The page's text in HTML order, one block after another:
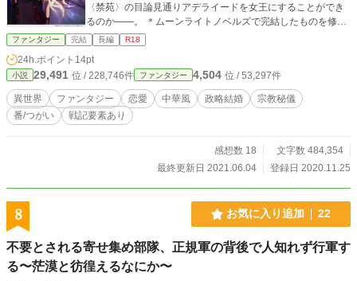
〈禁苑〉の目論見通りアデライードを女王にすることができ
るのか――。 ＊ムーンライトノベルズで完結したものを修正
して掲載します。
ファンタジー 完結 長編 R18
24h.ポイント 14pt
小説 29,491 位 / 228,746件 ファンタジー 4,504 位 / 53,297件
異世界 ファンタジー 恋愛 中華風 政略結婚
宗教秘儀
番/つがい
戦記要素あり
感想数 18
文字数 484,354
最終更新日 2021.06.04
登録日 2020.11.25
8 お気に入り追加 22
不要とされる寄せ集め部隊、正規軍の背後で人知れず行軍す
る〜茫漠と彷徨えるなにか〜